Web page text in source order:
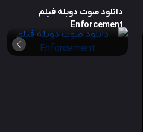
دانلود صوت دوبله فیلم
Enforcement